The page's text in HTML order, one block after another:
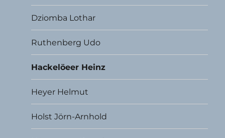
Dziomba Lothar
Ruthenberg Udo
Hackelöeer Heinz
Heyer Helmut
Holst Jörn-Arnhold